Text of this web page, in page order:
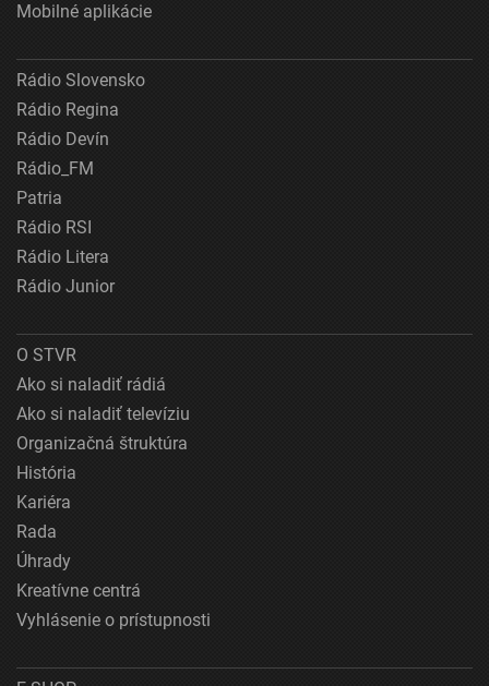
Mobilné aplikácie
Rádio Slovensko
Rádio Regina
Rádio Devín
Rádio_FM
Patria
Rádio RSI
Rádio Litera
Rádio Junior
O STVR
Ako si naladiť rádiá
Ako si naladiť televíziu
Organizačná štruktúra
História
Kariéra
Rada
Úhrady
Kreatívne centrá
Vyhlásenie o prístupnosti